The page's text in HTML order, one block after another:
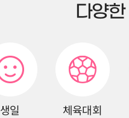
다양
생일 체육대회